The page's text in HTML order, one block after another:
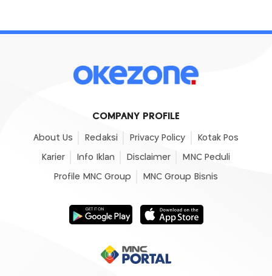
COMPANY PROFILE
About Us Redaksi Privacy Policy Kotak Pos
Karier Info Iklan Disclaimer MNC Peduli
Profile MNC Group MNC Group Bisnis